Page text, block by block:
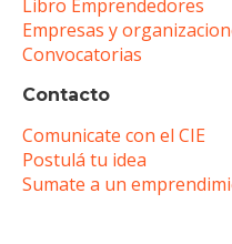
Libro Emprendedores
Empresas y
Convocatorias
Contacto
Comunicate con el CIE
Postulá tu idea
Sumate a un